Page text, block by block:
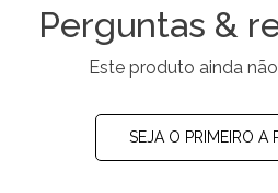
Perguntas &
Este produto ainda
SEJA O PRIMEIRO A